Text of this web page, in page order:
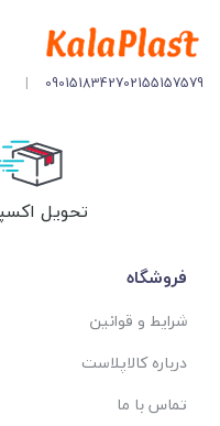
ابعاد : قطر 80 و ارتفاع 202 سانتیمتر
02155157579
09015183427
|
تحویل
فروشگاه
شرایط و قوانین
درباره کالاپلاست
تماس با ما